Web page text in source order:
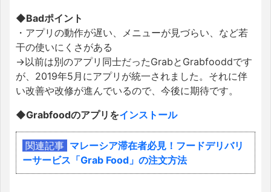
◆Badポイント
・アプリの動作が遅い、メニューが見づらい、など若
干の使いにくさがある
→以前は別のアプリ同士だったGrabとGrabfooddです
が、2019年5月にアプリが統一されました。それに伴
い改善や改修が進んでいるので、今後に期待です。
◆Grabfoodのアプリをインストール
関連記事 マレーシア滞在者必見！フードデリバリ
ーサービス「Grab Food」の注文方法